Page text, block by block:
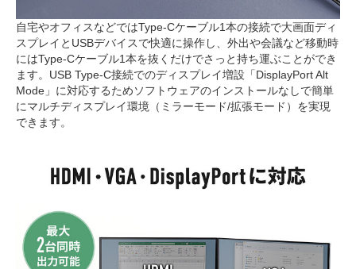
自宅やオフィスなどではType-Cケーブル1本の接続で大画面ディ
スプレイとUSBデバイスで快適に操作し、外出や会議など移動時
にはType-Cケーブル1本を抜くだけでさっと持ち運ぶことができ
ます。USB Type-C接続でのディスプレイ増設「DisplayPort Alt
Mode」に対応するためソフトウェアのインストールなしで簡単
にマルチディスプレイ環境（ミラーモード/拡張モード）を実現
できます。